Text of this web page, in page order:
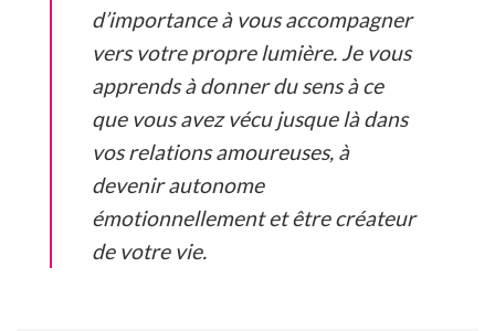
d’importance à vous accompagner
vers votre propre lumière. Je vous
apprends à donner du sens à ce
que vous avez vécu jusque là dans
vos relations amoureuses, à
devenir autonome
émotionnellement et être créateur
de votre vie.